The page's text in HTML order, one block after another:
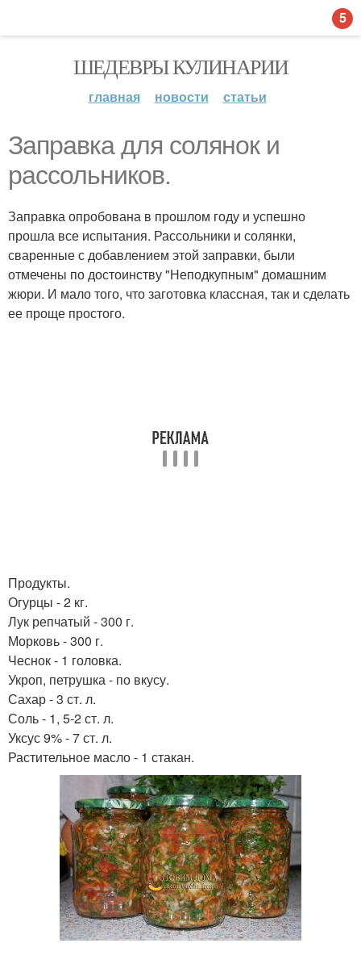
ШЕДЕВРЫ КУЛИНАРИИ
главная новости статьи
Заправка для солянок и
рассольников.
Заправка опробована в прошлом году и успешно
прошла все испытания. Рассольники и солянки,
сваренные с добавлением этой заправки, были
отмечены по достоинству "Неподкупным" домашним
жюри. И мало того, что заготовка классная, так и сделать
ее проще простого.
Продукты.
Огурцы - 2 кг.
Лук репчатый - 300 г.
Морковь - 300 г.
Чеснок - 1 головка.
Укроп, петрушка - по вкусу.
Сахар - 3 ст. л.
Соль - 1, 5-2 ст. л.
Уксус 9% - 7 ст. л.
Растительное масло - 1 стакан.
5